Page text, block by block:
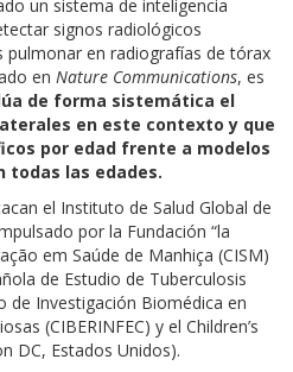
un sistema de inteligencia
signos radiológicos
en radiografías de tórax
en Nature Communications, es
de forma sistemática el
en este contexto y que
por edad frente a modelos
todas las edades.
el Instituto de Salud Global de
por la Fundación “la
em Saúde de Manhiça (CISM)
de Estudio de Tuberculosis
de Investigación Biomédica en
(CIBERINFEC) y el Children’s
DC, Estados Unidos).